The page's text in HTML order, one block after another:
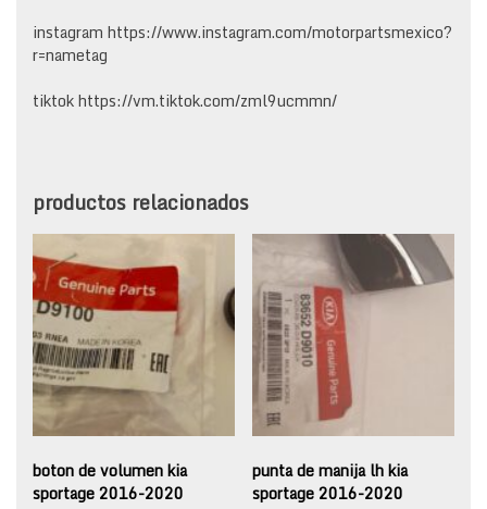
instagram https://www.instagram.com/motorpartsmexico?
r=nametag
tiktok https://vm.tiktok.com/zml9ucmmn/
productos relacionados
boton de volumen kia
sportage 2016-2020
punta de manija lh kia
sportage 2016-2020